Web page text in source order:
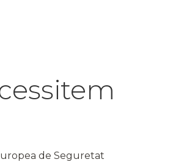
de Seguretat